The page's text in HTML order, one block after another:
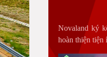
Dữ chỗ nhà